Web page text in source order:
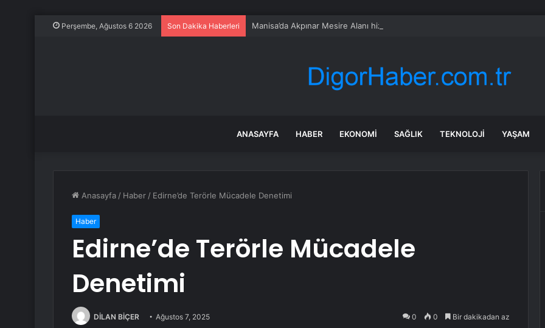
Perşembe, Ağustos 6 2026 Son Dakika Haberleri Manisa’da Akpınar Mesire Alanı hizmete açılıyor
ANASAYFA HABER EKONOMI SAĞLIK TEKNOLOJI YAŞAM
Anasayfa / Haber / Edirne’de Terörle Mücadele Denetimi
Haber
Edirne’de Terörle Mücadele
Denetimi
DİLAN BİÇER Ağustos 7, 2025 0 0 Bir dakikadan az